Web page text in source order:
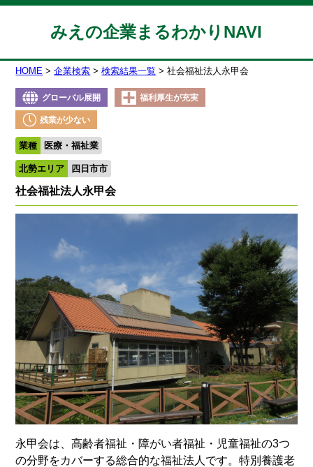
みえの企業まるわかりNAVI
HOME 企業検索 検索結果一覧 社会福祉法人永甲会
グローバル展開 福利厚生が充実
残業が少ない
業種 医療・福祉業
北勢エリア 四日市市
社会福祉法人永甲会
永甲会は、高齢者福祉・障がい者福祉・児童福祉の3つ
の分野をカバーする総合的な福祉法人です。特別養護老